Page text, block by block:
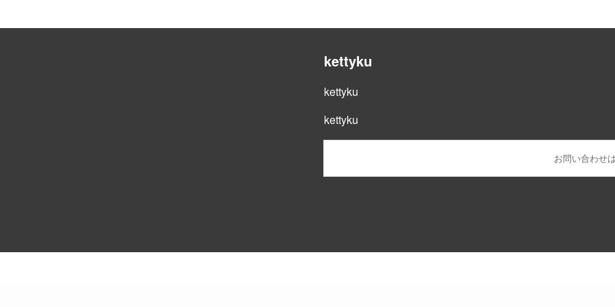
kettyku
kettyku
kettyku
お問い合わせ